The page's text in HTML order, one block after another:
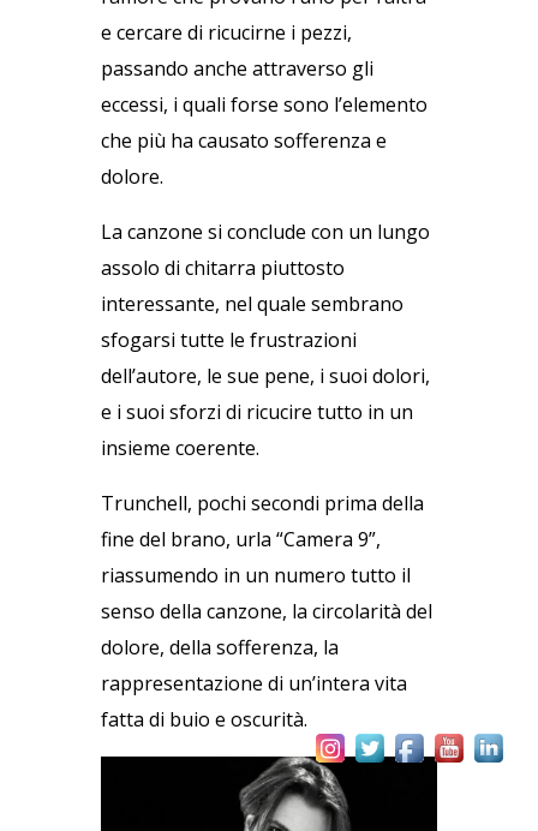
e cercare di ricucirne i pezzi,
passando anche attraverso gli
eccessi, i quali forse sono l’elemento
che più ha causato sofferenza e
dolore.
La canzone si conclude con un lungo
assolo di chitarra piuttosto
interessante, nel quale sembrano
sfogarsi tutte le frustrazioni
dell’autore, le sue pene, i suoi dolori,
e i suoi sforzi di ricucire tutto in un
insieme coerente.
Trunchell, pochi secondi prima della
fine del brano, urla “Camera 9”,
riassumendo in un numero tutto il
senso della canzone, la circolarità del
dolore, della sofferenza, la
rappresentazione di un’intera vita
fatta di buio e oscurità.